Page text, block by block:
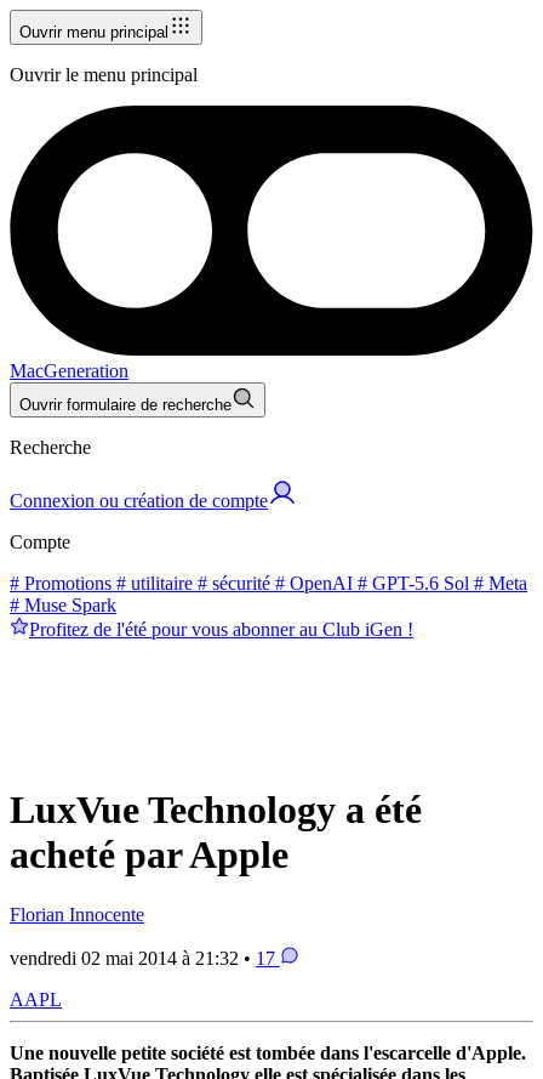
Ouvrir menu principal
Ouvrir le menu principal
MacGeneration
Ouvrir formulaire de recherche
Recherche
Connexion ou création de compte
Compte
# Promotions # utilitaire # sécurité # OpenAI # GPT-5.6 Sol # Meta
# Muse Spark
Profitez de l'été pour vous abonner au Club iGen !
LuxVue Technology a été
acheté par Apple
Florian Innocente
vendredi 02 mai 2014 à 21:32 • 17
AAPL
Une nouvelle petite société est tombée dans l'escarcelle d'Apple.
Baptisée LuxVue Technology elle est spécialisée dans les